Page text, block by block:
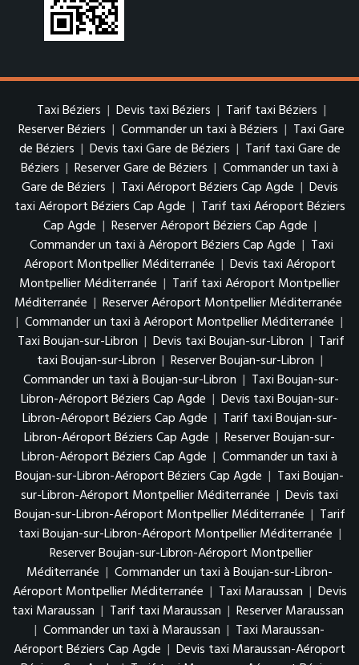
Taxi Béziers | Devis taxi Béziers | Tarif taxi Béziers |
Reserver Béziers | Commander un taxi à Béziers | Taxi Gare
de Béziers | Devis taxi Gare de Béziers | Tarif taxi Gare de
Béziers | Reserver Gare de Béziers | Commander un taxi à
Gare de Béziers | Taxi Aéroport Béziers Cap Agde | Devis
taxi Aéroport Béziers Cap Agde | Tarif taxi Aéroport Béziers
Cap Agde | Reserver Aéroport Béziers Cap Agde |
Commander un taxi à Aéroport Béziers Cap Agde | Taxi
Aéroport Montpellier Méditerranée | Devis taxi Aéroport
Montpellier Méditerranée | Tarif taxi Aéroport Montpellier
Méditerranée | Reserver Aéroport Montpellier Méditerranée
| Commander un taxi à Aéroport Montpellier Méditerranée |
Taxi Boujan-sur-Libron | Devis taxi Boujan-sur-Libron | Tarif
taxi Boujan-sur-Libron | Reserver Boujan-sur-Libron |
Commander un taxi à Boujan-sur-Libron | Taxi Boujan-sur-
Libron-Aéroport Béziers Cap Agde | Devis taxi Boujan-sur-
Libron-Aéroport Béziers Cap Agde | Tarif taxi Boujan-sur-
Libron-Aéroport Béziers Cap Agde | Reserver Boujan-sur-
Libron-Aéroport Béziers Cap Agde | Commander un taxi à
Boujan-sur-Libron-Aéroport Béziers Cap Agde | Taxi Boujan-
sur-Libron-Aéroport Montpellier Méditerranée | Devis taxi
Boujan-sur-Libron-Aéroport Montpellier Méditerranée | Tarif
taxi Boujan-sur-Libron-Aéroport Montpellier Méditerranée |
Reserver Boujan-sur-Libron-Aéroport Montpellier
Méditerranée | Commander un taxi à Boujan-sur-Libron-
Aéroport Montpellier Méditerranée | Taxi Maraussan | Devis
taxi Maraussan | Tarif taxi Maraussan | Reserver Maraussan
| Commander un taxi à Maraussan | Taxi Maraussan-
Aéroport Béziers Cap Agde | Devis taxi Maraussan-Aéroport